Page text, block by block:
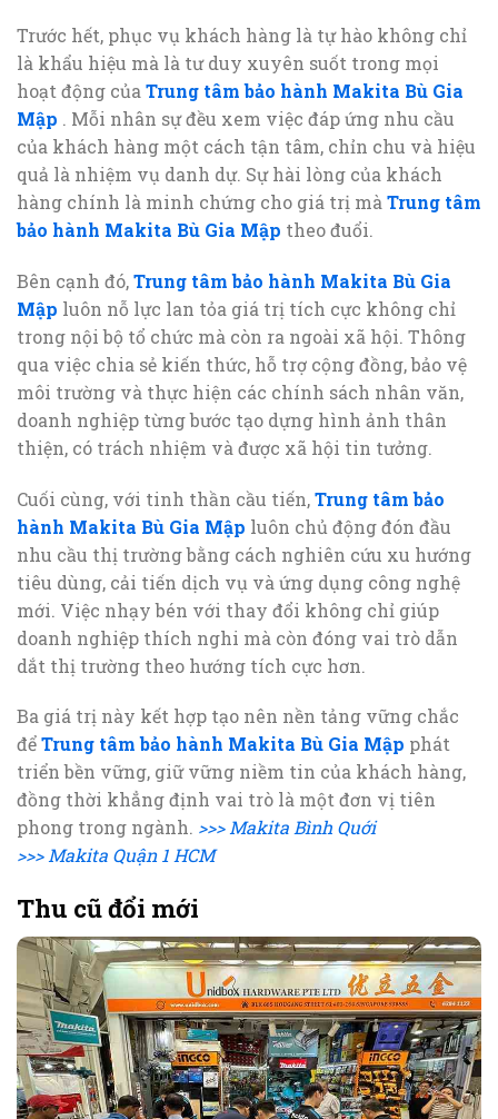
Trước hết, phục vụ khách hàng là tự hào không chỉ
là khẩu hiệu mà là tư duy xuyên suốt trong mọi
hoạt động của Trung tâm bảo hành Makita Bù Gia
Mập . Mỗi nhân sự đều xem việc đáp ứng nhu cầu
của khách hàng một cách tận tâm, chỉn chu và hiệu
quả là nhiệm vụ danh dự. Sự hài lòng của khách
hàng chính là minh chứng cho giá trị mà Trung tâm
bảo hành Makita Bù Gia Mập theo đuổi.
Bên cạnh đó,Trung tâm bảo hành Makita Bù Gia
Mập luôn nỗ lực lan tỏa giá trị tích cực không chỉ
trong nội bộ tổ chức mà còn ra ngoài xã hội. Thông
qua việc chia sẻ kiến thức, hỗ trợ cộng đồng, bảo vệ
môi trường và thực hiện các chính sách nhân văn,
doanh nghiệp từng bước tạo dựng hình ảnh thân
thiện, có trách nhiệm và được xã hội tin tưởng.
Cuối cùng, với tinh thần cầu tiến,Trung tâm bảo
hành Makita Bù Gia Mập luôn chủ động đón đầu
nhu cầu thị trường bằng cách nghiên cứu xu hướng
tiêu dùng, cải tiến dịch vụ và ứng dụng công nghệ
mới. Việc nhạy bén với thay đổi không chỉ giúp
doanh nghiệp thích nghi mà còn đóng vai trò dẫn
dắt thị trường theo hướng tích cực hơn.
Ba giá trị này kết hợp tạo nên nền tảng vững chắc
đểTrung tâm bảo hành Makita Bù Gia Mập phát
triển bền vững, giữ vững niềm tin của khách hàng,
đồng thời khẳng định vai trò là một đơn vị tiên
phong trong ngành. >>> Makita Bình Quới
>>> Makita Quận 1 HCM
Thu cũ đổi mới